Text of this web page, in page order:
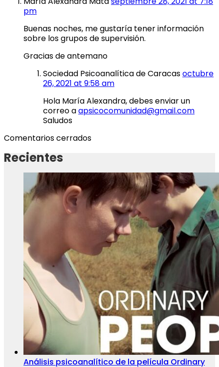
pm
Buenas noches, me gustaría tener información
sobre los grupos de supervisión.
Gracias de antemano
Sociedad Psicoanalítica de Caracasoctubre
26, 2021 at 9:58 am
Hola María Alexandra, debes enviar un
correo aapsicocomunidad@gmail.com
Saludos
Comentarios cerrados
Recientes
Análisis psicoanalítico de la película Ordinary